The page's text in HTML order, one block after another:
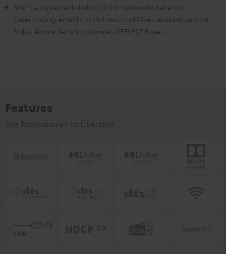
30 m Lautsprecherkabel und 2,5 m Subwoofer Kabel im
Lieferumfang, erhältlich in Schwarz und Silber, erweiterbar zum
Dolby-Atmos-Set mit optionalen REFLEKT Boxen
Features
Alle Technologien im Überblick